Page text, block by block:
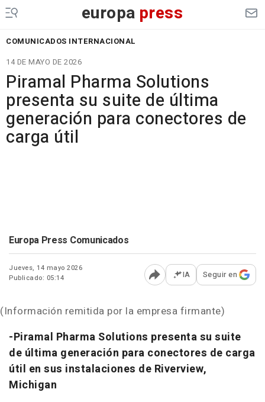
europa press
COMUNICADOS INTERNACIONAL
14 DE MAYO DE 2026
Piramal Pharma Solutions
presenta su suite de última
generación para conectores de
carga útil
Europa Press Comunicados
Jueves, 14 mayo 2026
Publicado: 05:14
Abrir opciones para
IA Seguir en
(Información remitida por la empresa firmante)
-Piramal Pharma Solutions presenta su suite
de última generación para conectores de carga
útil en sus instalaciones de Riverview,
Michigan